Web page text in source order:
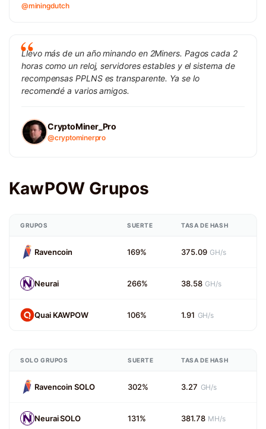
@miningdutch
Llevo más de un año minando en 2Miners. Pagos cada 2
horas como un reloj, servidores estables y el sistema de
recompensas PPLNS es transparente. Ya se lo
recomendé a varios amigos.
CryptoMiner_Pro
@cryptominerpro
KawPOW Grupos
GRUPOS SUERTE TASA DE HASH
Ravencoin 169% 375.09 GH/s
Neurai 266% 38.58 GH/s
Quai KAWPOW 106% 1.91 GH/s
SOLO GRUPOS SUERTE TASA DE HASH
Ravencoin SOLO 302% 3.27 GH/s
Neurai SOLO 131% 381.78 MH/s